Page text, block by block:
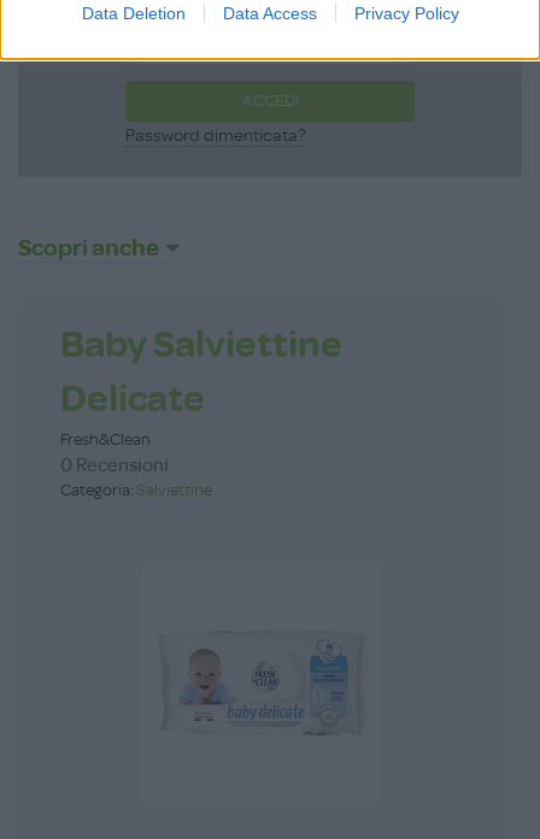
Data Deletion Data Access Privacy Policy
ACCEDI
Password dimenticata?
Scopri anche
Baby Salviettine
Delicate
Fresh&Clean
0 Recensioni
Categoria: Salviettine